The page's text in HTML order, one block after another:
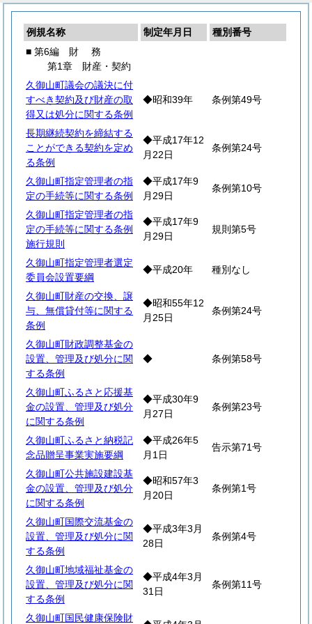
例規名称 制定年月日
種別番号
■ 第6編 財 務
第1章 財産・契約
久御山町議会の議決に付
すべき契約及び財産の取
得又は処分に関する条例
◆昭和39年 条例第49号
長期継続契約を締結する
ことができる契約を定め
る条例
◆平成17年12
月22日
条例第24号
久御山町指定管理者の指
定の手続等に関する条例
◆平成17年9
月29日
条例第10号
久御山町指定管理者の指
定の手続等に関する条例
施行規則
◆平成17年9
月29日
規則第5号
久御山町指定管理者選定
委員会設置要綱
◆平成20年 種別なし
久御山町財産の交換、譲
与、無償貸付等に関する
条例
◆昭和55年12
月25日
条例第24号
久御山町財政調整基金の
設置、管理及び処分に関
する条例
◆ 条例第58号
久御山町ふるさと応援基
金の設置、管理及び処分
に関する条例
◆平成30年9
月27日
条例第23号
久御山町ふるさと納税記
念品贈呈事業実施要綱
◆平成26年5
月1日
告示第71号
久御山町公共施設建設基
金の設置、管理及び処分
に関する条例
◆昭和57年3
月20日
条例第1号
久御山町国際交流基金の
設置、管理及び処分に関
する条例
◆平成3年3月
28日
条例第4号
久御山町地域福祉基金の
設置、管理及び処分に関
する条例
◆平成4年3月
31日
条例第11号
久御山町国民健康保険財